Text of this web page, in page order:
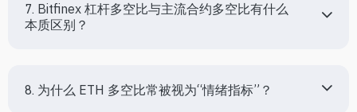
7. Bitfinex 杠杆多空比与主流合约多空比有什么
本质区别？
8. 为什么 ETH 多空比常被视为“情绪指标”？